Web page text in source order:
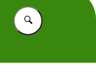
Vul in wat u